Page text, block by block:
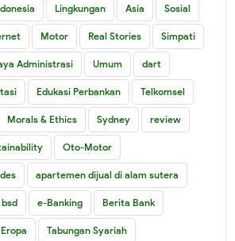
Lingkungan Asia Sosial
Motor Real Stories Simpati
Administrasi Umum dart
Edukasi Perbankan Telkomsel
Morals & Ethics Sydney review
Oto-Motor
apartemen dijual di alam sutera
e-Banking Berita Bank
Eropa Tabungan Syariah